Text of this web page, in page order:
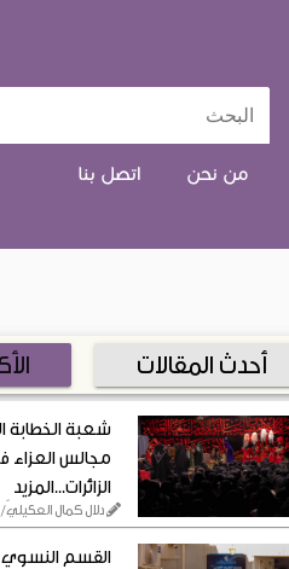
البحث
من نحن اتصل بنا
أحدث المقالات
شعبة الخطابة
مجالس
الزائرات...المزيد
دلال كمال
القسم